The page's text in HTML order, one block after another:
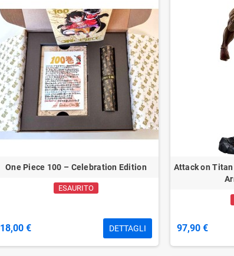
One Piece 100 – Celebration Edition
ESAURITO
18,00 € DETTAGLI
Attack on
97,90 €